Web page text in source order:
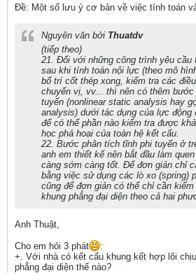
Ðề: Một số lưu ý cơ bản về việc tính toán
Nguyên văn bởi Thuatdv
(tiếp theo)
21. Đối với những công trình yêu cầu
sau khi tính toán nội lực (theo mô
bố trí cốt thép xong, kiểm tra các
chuyển vị, vv... thì nên có thêm
tuyến (nonlinear static analysis hay
analysis) dưới tác dụng của lực động
để có thể phần nào kiểm tra được
học phá hoại của toàn hệ kết cấu.
22. Bước phân tích tĩnh phi tuyến ở
anh em thiết kế nên bắt đầu làm
càng sớm càng tốt. Để đơn giản chỉ
bằng việc sử dụng các lò xo (spring)
cũng để đơn giản có thể chỉ cần
khung phẳng đại diện theo cả hai
Anh Thuật,
Cho em hỏi 3 phát
:
+. Với nhà có kết cấu khung kết hợp lõi
phẳng đại diện thế nào?